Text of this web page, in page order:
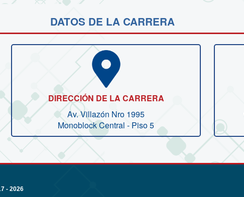
DATOS DE LA CARRERA
DIRECCIÓN DE LA CARRERA
Av. Villazón Nro 1995
Monoblock Central - Piso 5
- 2026